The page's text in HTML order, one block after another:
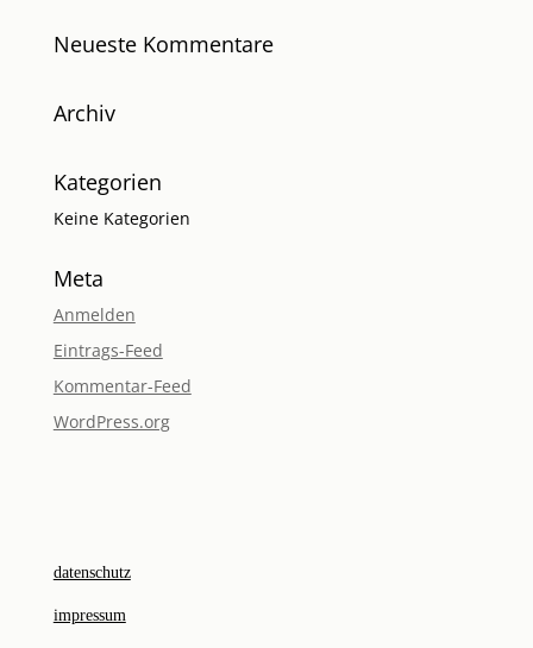
Neueste Kommentare
Archiv
Kategorien
Keine Kategorien
Meta
Anmelden
Eintrags-Feed
Kommentar-Feed
WordPress.org
datenschutz
impressum